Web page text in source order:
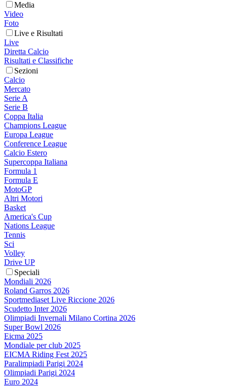
Media
Video
Foto
Live e Risultati
Live
Diretta Calcio
Risultati e Classifiche
Sezioni
Calcio
Mercato
Serie A
Serie B
Coppa Italia
Champions League
Europa League
Conference League
Calcio Estero
Supercoppa Italiana
Formula 1
Formula E
MotoGP
Altri Motori
Basket
America's Cup
Nations League
Tennis
Sci
Volley
Drive UP
Speciali
Mondiali 2026
Roland Garros 2026
Sportmediaset Live Riccione 2026
Scudetto Inter 2026
Olimpiadi Invernali Milano Cortina 2026
Super Bowl 2026
Eicma 2025
Mondiale per club 2025
EICMA Riding Fest 2025
Paralimpiadi Parigi 2024
Olimpiadi Parigi 2024
Euro 2024